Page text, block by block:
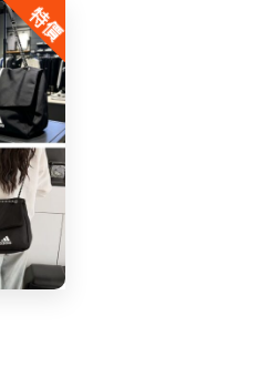
特價